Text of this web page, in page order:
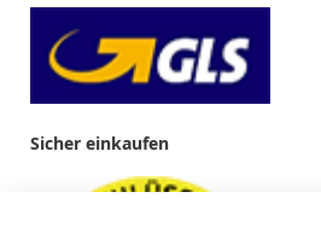
Sicher einkaufen